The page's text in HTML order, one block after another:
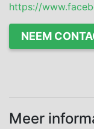
https://
NEEM
Meer